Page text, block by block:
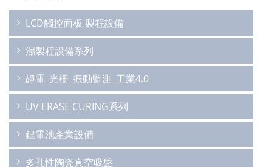
LCD觸控面板 製程設備
濕製程設備系列
靜電_光柵_振動監測_工業4.0
UV ERASE CURING系列
鋰電池產業設備
多孔性陶瓷真空吸盤